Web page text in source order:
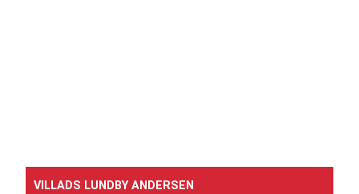
VILLADS LUNDBY ANDERSEN